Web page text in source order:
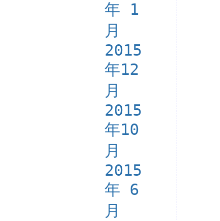
年 1
月
2015
年12
月
2015
年10
月
2015
年 6
月